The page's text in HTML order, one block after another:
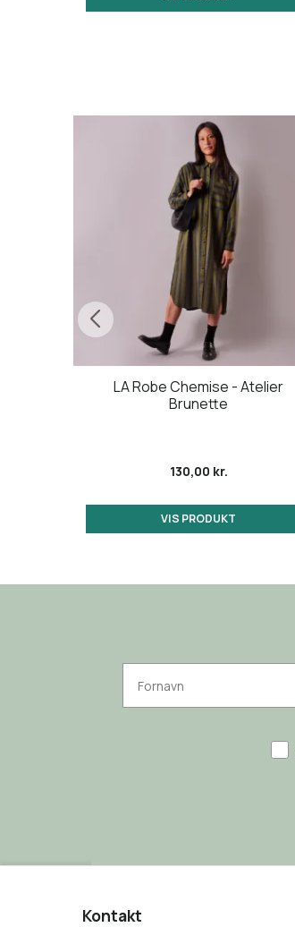
LA Robe Chemise - Atelier
Brunette
130,00 kr.
VIS PRODUKT
Kontakt